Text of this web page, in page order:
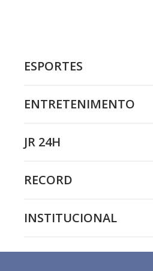
ESPORTES
ENTRETENIMENTO
JR 24H
RECORD
INSTITUCIONAL